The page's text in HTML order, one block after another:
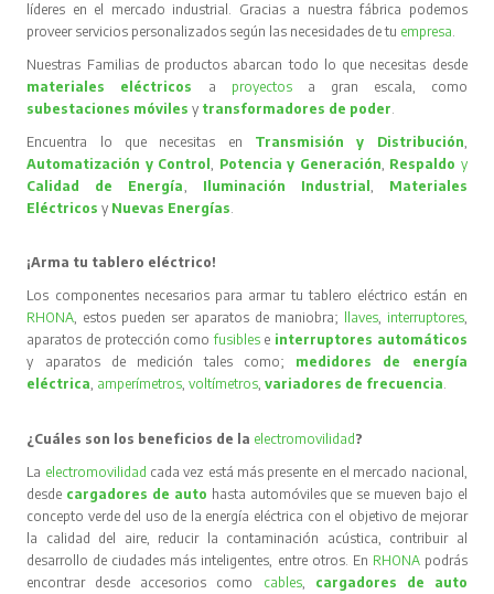
líderes en el mercado industrial. Gracias a nuestra fábrica podemos
proveer servicios personalizados según las necesidades de tu empresa
Nuestras Familias de productos abarcan todo lo que necesitas desde
materiales eléctricos
a proyectos
a gran escala, como
subestaciones móvilesy transformadores de poder
Encuentra lo que necesitas en Transmisión y Distribución
Automatización y Control
Potencia y Generación Respaldo y
Calidad de Energía
Iluminación Industrial
Materiales
Eléctricos y Nuevas Energías
¡Arma tu tablero eléctrico!
Los componentes necesarios para armar tu tablero eléctrico están en
RHONA , estos pueden ser aparatos de maniobra; llaves, interruptores,
aparatos de protección comofusibles e interruptores automáticos
y aparatos de medición tales como; medidores de energía
eléctrica amperímetros ,voltímetros ,variadores de frecuencia
¿Cuáles son los beneficios de la electromovilidad?
La electromovilidad cada vez está más presente en el mercado nacional,
desde cargadores de auto hasta automóviles que se mueven bajo el
concepto verde del uso de la energía eléctrica con el objetivo de mejorar
la calidad del aire, reducir la contaminación acústica, contribuir al
desarrollo de ciudades más inteligentes, entre otros. En RHONA podrás
encontrar desde accesorios como cables, cargadores de auto